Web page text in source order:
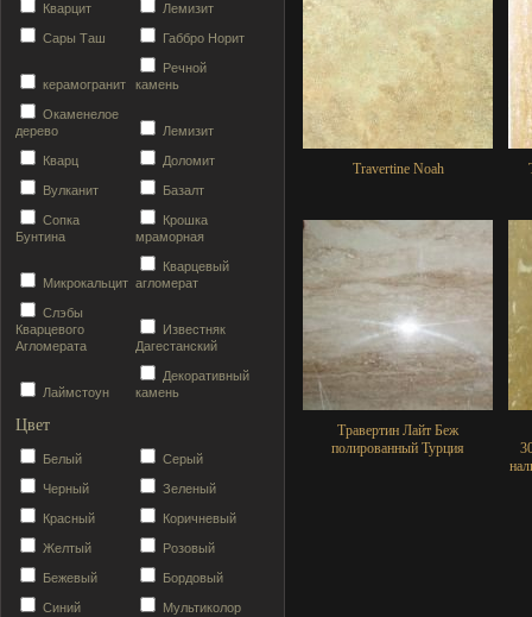
Кварцит Лемизит
Сары Таш Габбро Норит
керамогранит
Речной
камень
Окаменелое
дерево
Лемизит
Кварц Доломит
Вулканит Базалт
Сопка
Бунтина
Крошка
мраморная
Микрокальцит
Кварцевый
агломерат
Слэбы
Кварцевого
Агломерата
Известняк
Дагестанский
Лаймстоун
Декоративный
камень
Цвет
Белый Серый
Черный Зеленый
Красный Коричневый
Желтый Розовый
Бежевый Бордовый
Синий Мультиколор
Travertine Noah
Травертин Лайт Беж
полированный Турция